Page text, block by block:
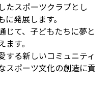
たスポーツクラブとし
発展します。
じて、子どもたちに夢と
す。
する新しいコミュニティ
スポーツ文化の創造に貢